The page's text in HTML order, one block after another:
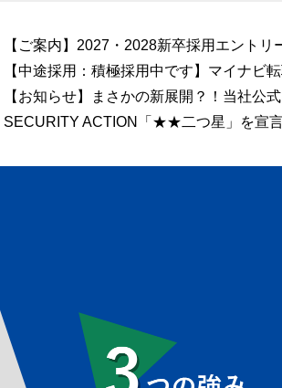
【ご案内】2027・2028新卒採用エントリ
【中途採用：積極採用中です】マイナビ
【お知らせ】まさかの新展開？！当社公
SECURITY ACTION「★★二つ星」を宣